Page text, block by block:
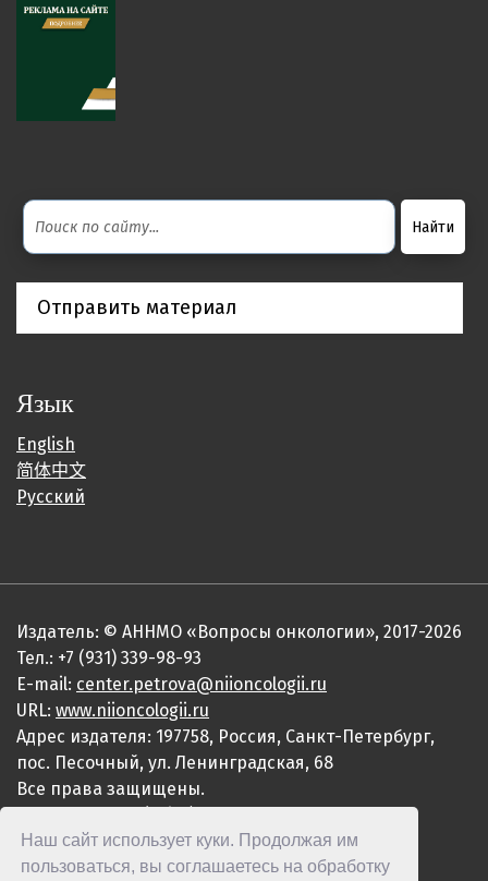
Наш сайт использует куки. Продолжая им
пользоваться, вы соглашаетесь на обработку
Отправить материал
Язык
English
简体中文
Русский
Издатель: © АННМО «Вопросы онкологии», 2017-2026
Тел.: +7 (931) 339-98-93
E-mail: center.petrova@niioncologii.ru
URL: www.niioncologii.ru
Адрес издателя: 197758, Россия, Санкт-Петербург,
пос. Песочный, ул. Ленинградская, 68
Все права защищены.
ISSN 2949-4915 (Online)